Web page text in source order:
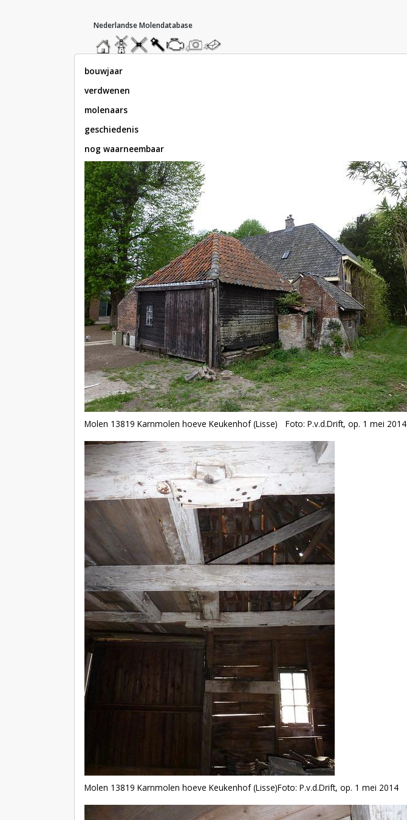
hoofdmenu
homemolendatabase
roedendatabase
assendatabase
motorendatabase
stuur
een
stuur
een
bouwjaar
verdwenen
molenaars
geschiedenis
nog waarneembaar
Molen 13819 Karnmolen hoeve Keukenhof (Lisse) Foto: P.v.d.Drift, op. 1 mei 2014
Molen 13819 Karnmolen hoeve Keukenhof (Lisse)Foto: P.v.d.Drift, op. 1 mei 2014